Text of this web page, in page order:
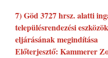
7) Göd 3727 hrsz. alatti
településrendezési
eljárásának megindítása
Előterjesztő: Kammerer